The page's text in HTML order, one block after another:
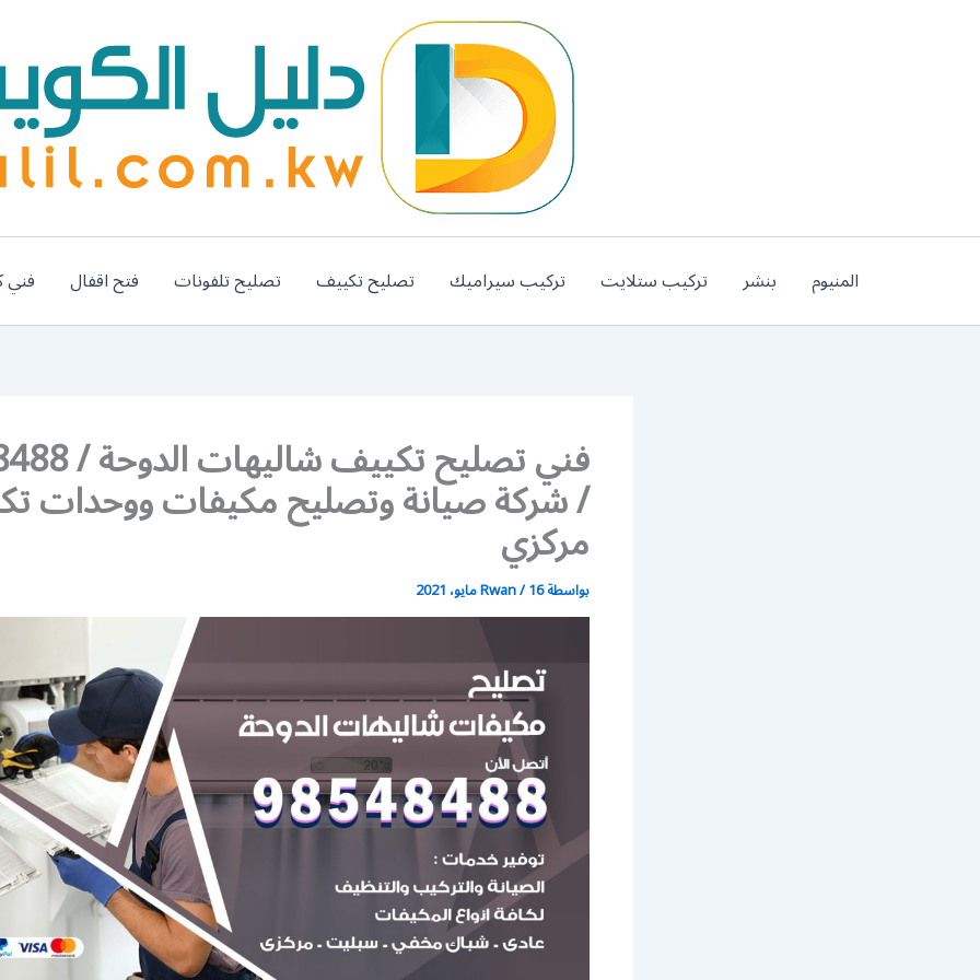
المنيوم بنشر تركيب ستلايت تركيب سيراميك تصليح تكييف تصليح تلفونات فتح اقفال فني
فني تصليح
/ شركة صيانة وتصليح مكيفات ووحدات
مركزي
بواسطة Rwan/16 مايو، 2021